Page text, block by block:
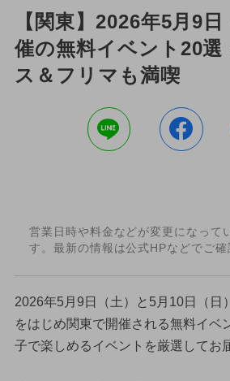
【関東】2026年5月9
催の無料イベント20選
ス＆フリマも満喫
営業日時や料金などが変更になって
す。最新の情報は公式HPなどでご確
2026年5月9日（土）と5月10日（日
をはじめ関東で開催される無料イベ
子で楽しめるイベントを厳選してお